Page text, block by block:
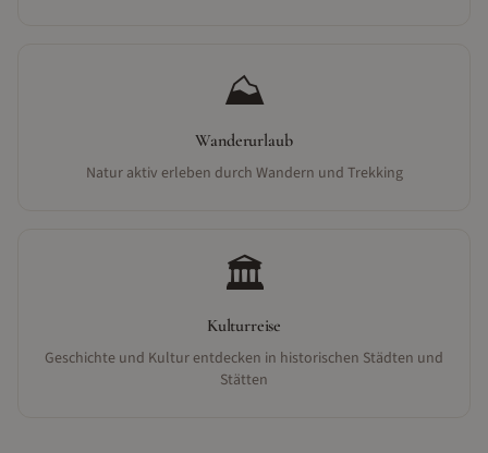
⛰️
Wanderurlaub
Natur aktiv erleben durch Wandern und Trekking
🏛️
Kulturreise
Geschichte und Kultur entdecken in historischen Städten und
Stätten